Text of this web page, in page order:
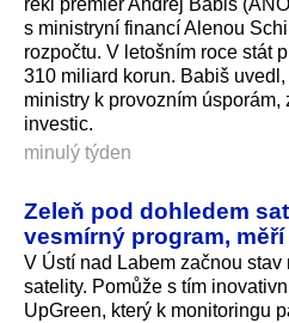
řekl premiér Andrej Babiš
s ministryní financí Alenou
rozpočtu. V letošním roce stát
310 miliard korun. Babiš
ministry k provozním úsporám,
investic.
minulý týden
Zeleň pod dohledem
vesmírný program,
V Ústí nad Labem začnou
satelity. Pomůže s tím
UpGreen, který k monitoringu